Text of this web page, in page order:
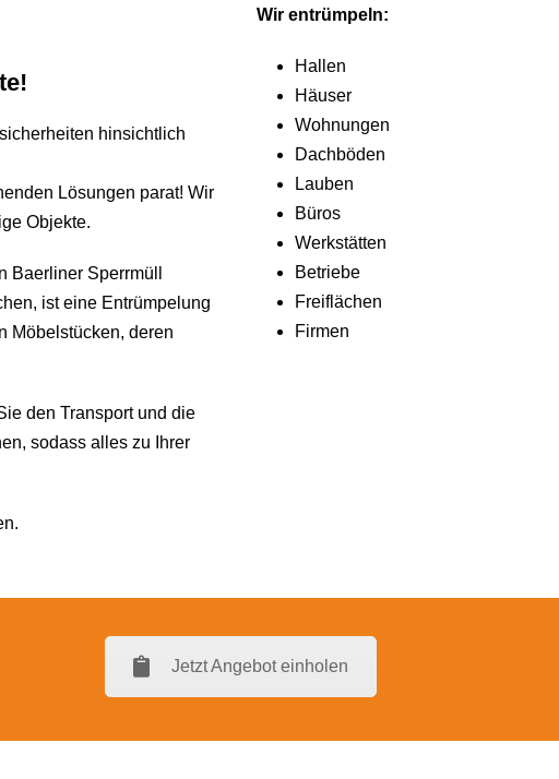
hinsichtlich
Lösungen parat! Wir
Objekte.
Sperrmüll
ist eine Entrümpelung
Möbelstücken, deren
den Transport und die
sodass alles zu Ihrer
Wir entrümpeln:
Hallen
Häuser
Wohnungen
Dachböden
Lauben
Büros
Werkstätten
Betriebe
Freiflächen
Firmen
Jetzt Angebot einholen